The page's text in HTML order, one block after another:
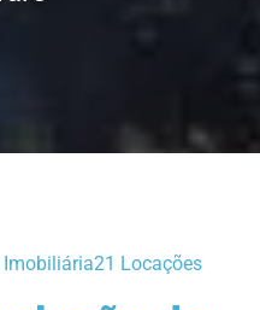
Imobiliária21 Locações